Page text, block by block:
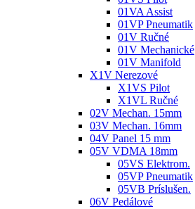
01VA Assist
01VP Pneumatik
01V Ručné
01V Mechanické
01V Manifold
X1V Nerezové
X1VS Pilot
X1VL Ručné
02V Mechan. 15mm
03V Mechan. 16mm
04V Panel 15 mm
05V VDMA 18mm
05VS Elektrom.
05VP Pneumatik
05VB Príslušen.
06V Pedálové